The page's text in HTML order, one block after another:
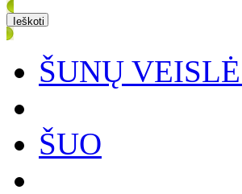
ŠUNŲ
ŠUO